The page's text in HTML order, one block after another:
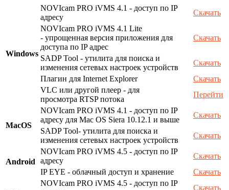
Windows
NOVIcam PRO iVMS 4.1 - доступ по IP
адресу
Скачать
NOVIcam PRO iVMS 4.1 Lite
- упрощенная версия приложения для
доступа по IP адрес
Скачать
SADP Tool - утилита для поиска и
изменения сетевых настроек устройств
Скачать
Плагин для Internet Explorer
Скачать
VLC или другой плеер - для
просмотра RTSP потока
Перейти
MacOS
NOVIcam PRO iVMS 4.1 - доступ по IP
адресу для Mac OS Siera 10.12.1 и выше
Скачать
SADP Tool- утилита для поиска и
изменения сетевых настроек устройств
Скачать
Android
NOVIcam PRO iVMS 4.5 - доступ по IP
адресу
Скачать
IP EYE - облачный доступ и хранение
Скачать
NOVIcam PRO iVMS 4.5 - доступ по IP
Скачать